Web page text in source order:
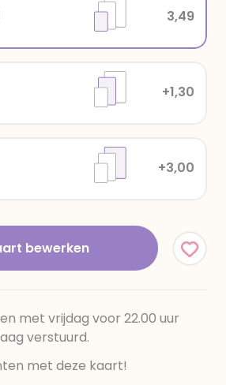
+3,00
+1,30
3,49
bewerken
met vrijdag voor 22.00 uur
verstuurd.
met deze kaart!